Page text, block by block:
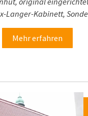
Langer-Kabinett,
Mehr erfahren